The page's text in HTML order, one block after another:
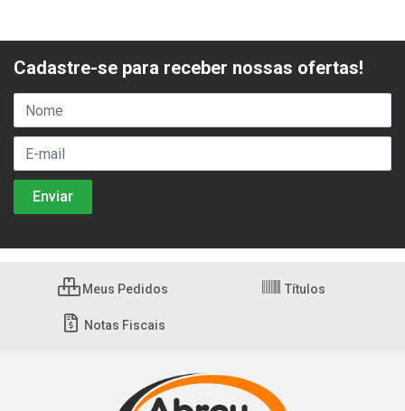
Cadastre-se para receber nossas ofertas!
Meus Pedidos Títulos
Notas Fiscais